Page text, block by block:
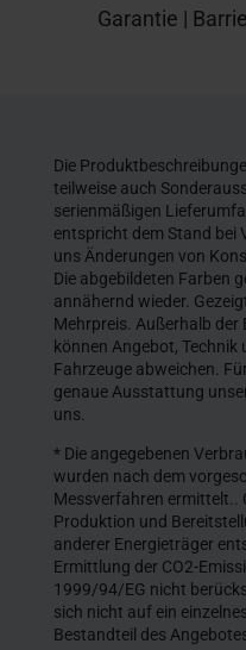
Garantie |
Die
teilweise auch
serienmäßigen
entspricht dem Stand bei
uns Änderungen von
Die abgebildeten Farben
annähernd wieder.
Mehrpreis. Außerhalb der
können Angebot,
Fahrzeuge abweichen.
genaue Ausstattung
uns.
* Die angegebenen
wurden nach dem
Messverfahren ermittelt..
Produktion und
anderer Energieträger
Ermittlung der CO2-
1999/94/EG nicht
sich nicht auf ein
Bestandteil des